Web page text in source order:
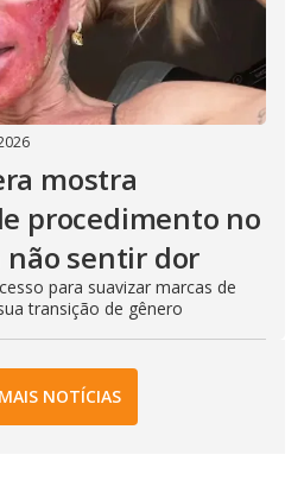
mostra
procedimento no
sentir dor
para suavizar marcas de
transição de gênero
NOTÍCIAS